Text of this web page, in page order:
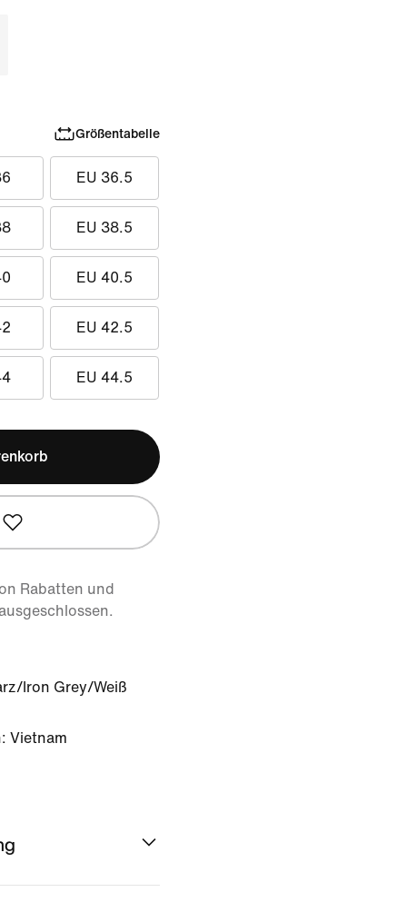
Größentabelle
EU 36.5
EU 38.5
EU 40.5
EU 42.5
EU 44.5
Rabatten und
Iron Grey/Weiß
Vietnam